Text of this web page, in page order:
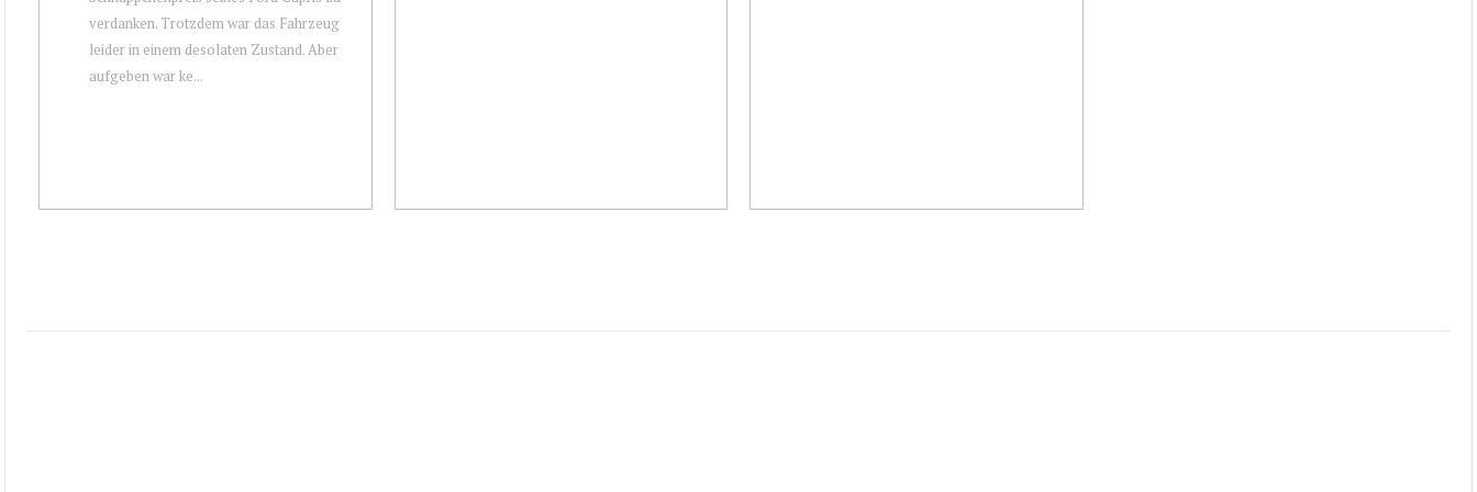
verdanken. Trotzdem war das Fahrzeug
leider in einem desolaten Zustand. Aber
aufgeben war ke...